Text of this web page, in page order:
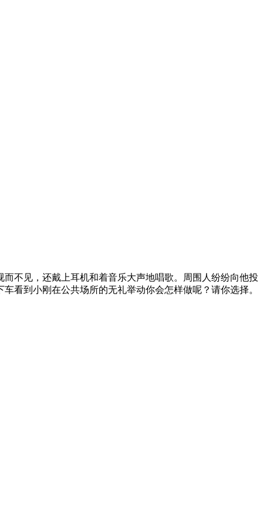
不见，还戴上耳机和着音乐大声地唱歌。周围人纷纷向他投
看到小刚在公共场所的无礼举动你会怎样做呢？请你选择。